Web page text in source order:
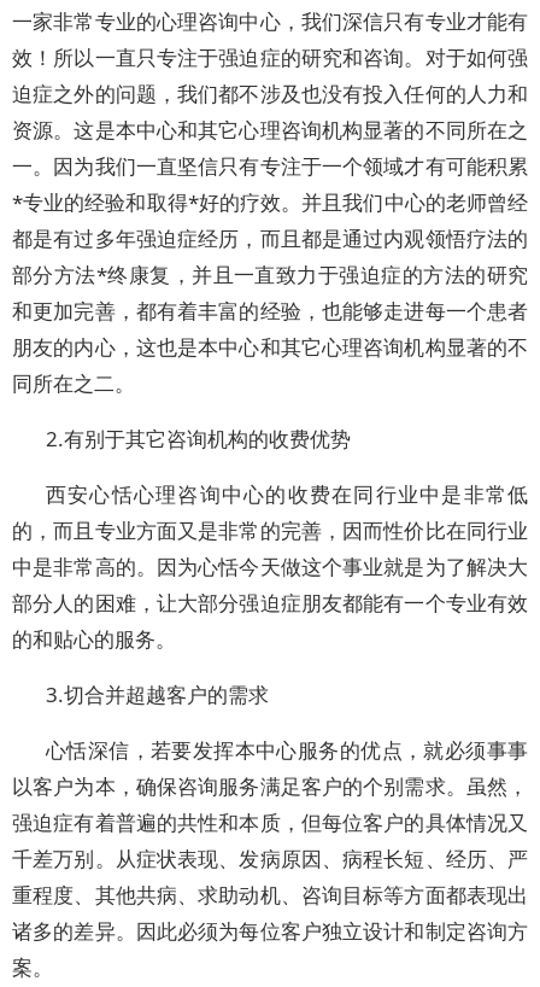
一家非常专业的心理咨询中心，我们深信只有专业才能有
效！所以一直只专注于强迫症的研究和咨询。对于如何强
迫症之外的问题，我们都不涉及也没有投入任何的人力和
资源。这是本中心和其它心理咨询机构显著的不同所在之
一。因为我们一直坚信只有专注于一个领域才有可能积累
*专业的经验和取得*好的疗效。并且我们中心的老师曾经
都是有过多年强迫症经历，而且都是通过内观领悟疗法的
部分方法*终康复，并且一直致力于强迫症的方法的研究
和更加完善，都有着丰富的经验，也能够走进每一个患者
朋友的内心，这也是本中心和其它心理咨询机构显著的不
同所在之二。
2.有别于其它咨询机构的收费优势
西安心恬心理咨询中心的收费在同行业中是非常低
的，而且专业方面又是非常的完善，因而性价比在同行业
中是非常高的。因为心恬今天做这个事业就是为了解决大
部分人的困难，让大部分强迫症朋友都能有一个专业有效
的和贴心的服务。
3.切合并超越客户的需求
心恬深信，若要发挥本中心服务的优点，就必须事事
以客户为本，确保咨询服务满足客户的个别需求。虽然，
强迫症有着普遍的共性和本质，但每位客户的具体情况又
千差万别。从症状表现、发病原因、病程长短、经历、严
重程度、其他共病、求助动机、咨询目标等方面都表现出
诸多的差异。因此必须为每位客户独立设计和制定咨询方
案。